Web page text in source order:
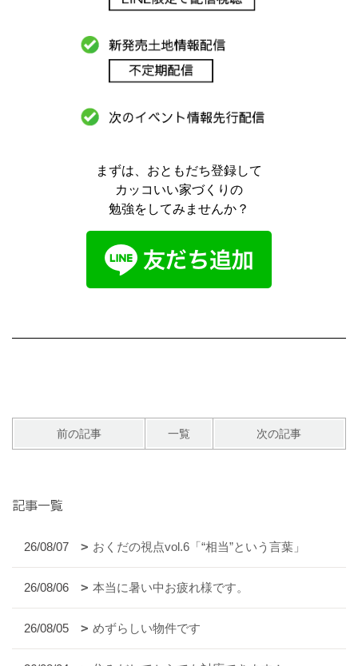
まずは、おともだち登録して
カッコいい家づくりの
勉強をしてみませんか？
前の記事 一覧 次の記事
記事一覧
26/08/07 おくだの視点vol.6「“相当”という言葉」
26/08/06 本当に暑い中お疲れ様です。
26/08/05 めずらしい物件です